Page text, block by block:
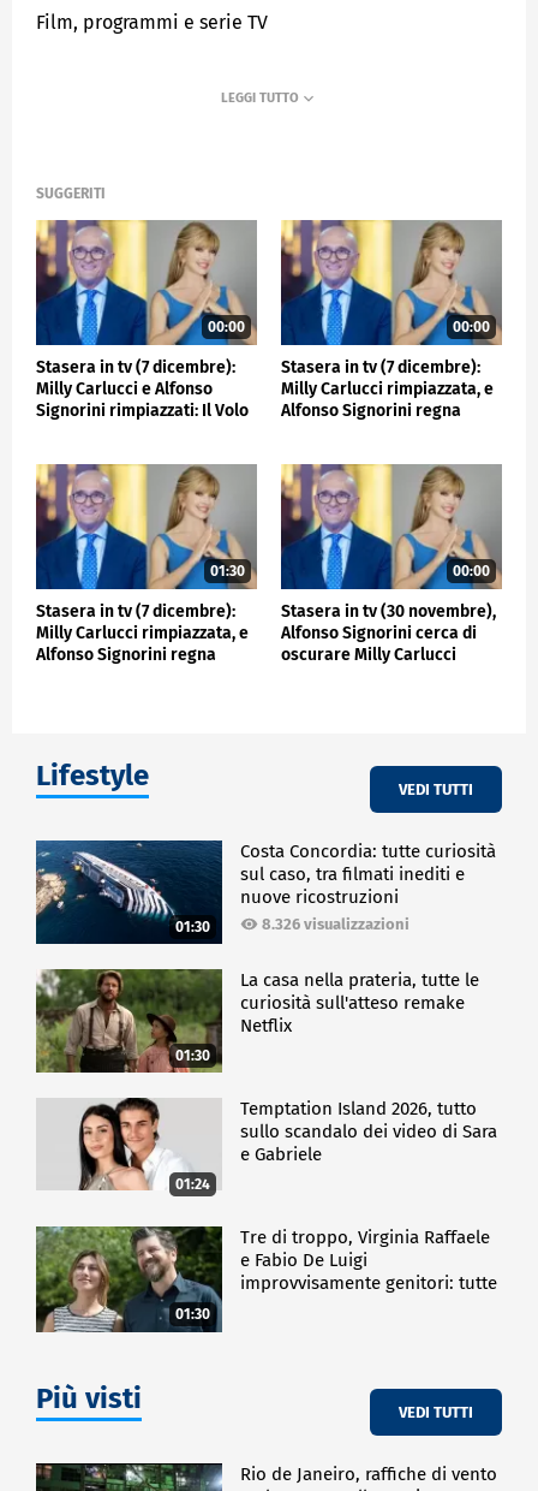
Film, programmi e serie TV
SUGGERITI
00:00
Stasera in tv (7 dicembre):
Milly Carlucci e Alfonso
Signorini rimpiazzati: Il Volo
00:00
Stasera in tv (7 dicembre):
Milly Carlucci rimpiazzata, e
Alfonso Signorini regna
01:30
Stasera in tv (7 dicembre):
Milly Carlucci rimpiazzata, e
Alfonso Signorini regna
00:00
Stasera in tv (30 novembre),
Alfonso Signorini cerca di
oscurare Milly Carlucci
Lifestyle VEDI TUTTI
01:30
Costa Concordia: tutte curiosità
sul caso, tra filmati inediti e
nuove ricostruzioni
8.326 visualizzazioni
01:30
La casa nella prateria, tutte le
curiosità sull'atteso remake
Netflix
01:24
Temptation Island 2026, tutto
sullo scandalo dei video di Sara
e Gabriele
01:30
Tre di troppo, Virginia Raffaele
e Fabio De Luigi
improvvisamente genitori: tutte
Più visti VEDI TUTTI
Rio de Janeiro, raffiche di vento